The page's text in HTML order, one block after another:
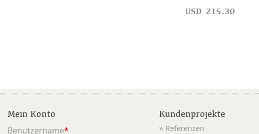
USD 215.30
Mein Konto
Benutzername*
Kundenprojekte
Referenzen